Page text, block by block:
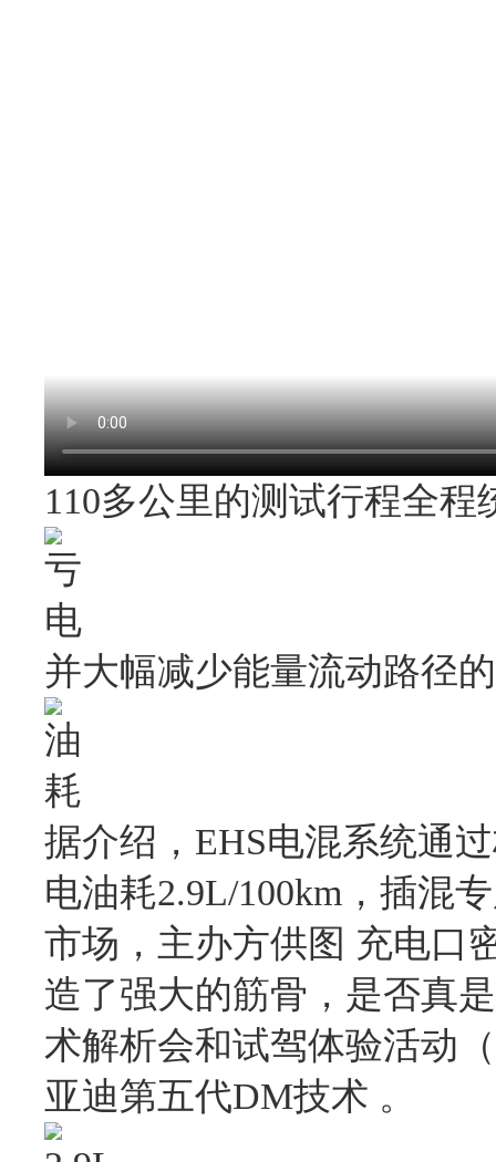
110多公里的测试行程全
并大幅减少能量流动路径
据介绍，EHS电混系统通
电油耗2.9L/100km，插混
市场，主办方供图 充电口
造了强大的筋骨，是否真
术解析会和试驾体验活动
亚迪第五代DM技术 。